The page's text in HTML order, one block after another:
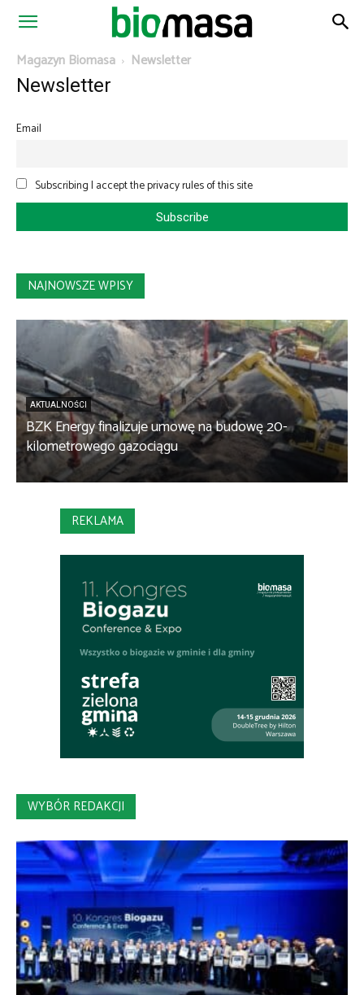
Magazyn
Biomasa
Magazyn Biomasa Newsletter
Newsletter
Email
Subscribing I accept the privacy rules of this site
NAJNOWSZE WPISY
AKTUALNOŚCI
BZK Energy finalizuje umowę na budowę 20-
kilometrowego gazociągu
REKLAMA
WYBÓR REDAKCJI